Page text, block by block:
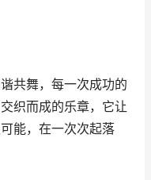
共舞，每一次成功的
织而成的乐章，它让
能，在一次次起落